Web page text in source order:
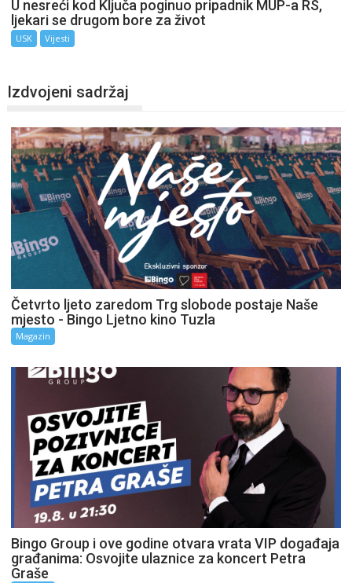
U nesreći kod Ključa poginuo pripadnik MUP-a RS,
ljekari se drugom bore za život
USK Vijesti
Izdvojeni sadržaj
Četvrto ljeto zaredom Trg slobode postaje Naše
mjesto - Bingo Ljetno kino Tuzla
Magazin
Bingo Group i ove godine otvara vrata VIP događaja
građanima: Osvojite ulaznice za koncert Petra
Graše